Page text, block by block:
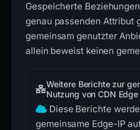
Gespeicherte
genau passenden Attribut
gemeinsam genutzter
allein beweist keinen
Weitere Berichte zur
Nutzung von CDN Edge
Diese Berichte
gemeinsame Edge-IP